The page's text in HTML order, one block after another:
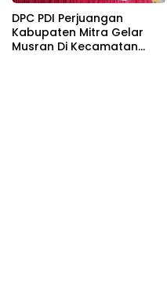
DPC PDI Perjuangan
Kabupaten Mitra Gelar
Musran Di Kecamatan